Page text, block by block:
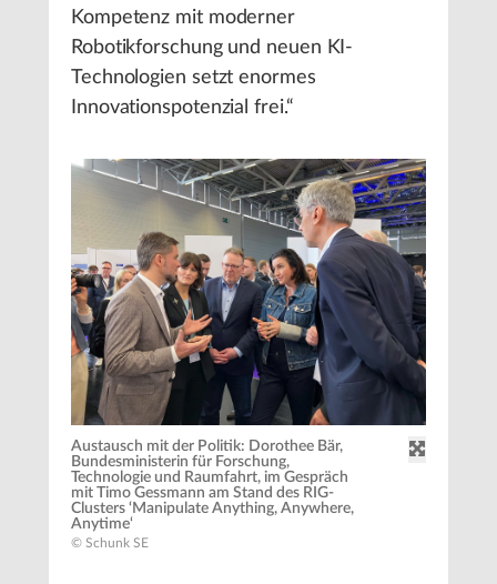
Kompetenz mit moderner
Robotikforschung und neuen KI-
Technologien setzt enormes
Innovationspotenzial frei.“
Austausch mit der Politik: Dorothee Bär,
Bundesministerin für Forschung,
Technologie und Raumfahrt, im Gespräch
mit Timo Gessmann am Stand des RIG-
Clusters ‘Manipulate Anything, Anywhere,
Anytime‘
© Schunk SE